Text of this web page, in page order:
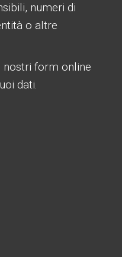
numeri di
o altre
nostri form online
dati.